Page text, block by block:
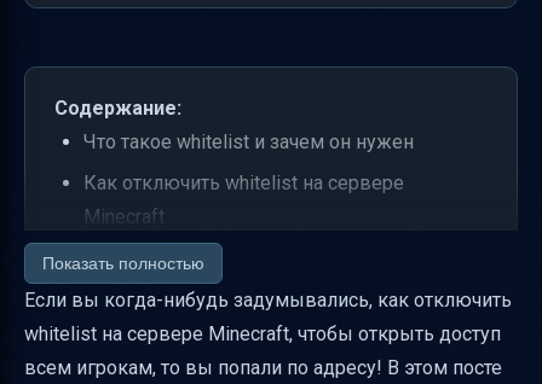
Содержание:
Что такое whitelist и зачем он нужен
Как отключить whitelist на сервере
Minecraft
Почему нужна перезагрузка сервера после
изменения whitelist
Основные команды для управления
whitelist
Показать полностью
Если вы когда-нибудь задумывались, как отключить
whitelist на сервере Minecraft, чтобы открыть доступ
всем игрокам, то вы попали по адресу! В этом посте